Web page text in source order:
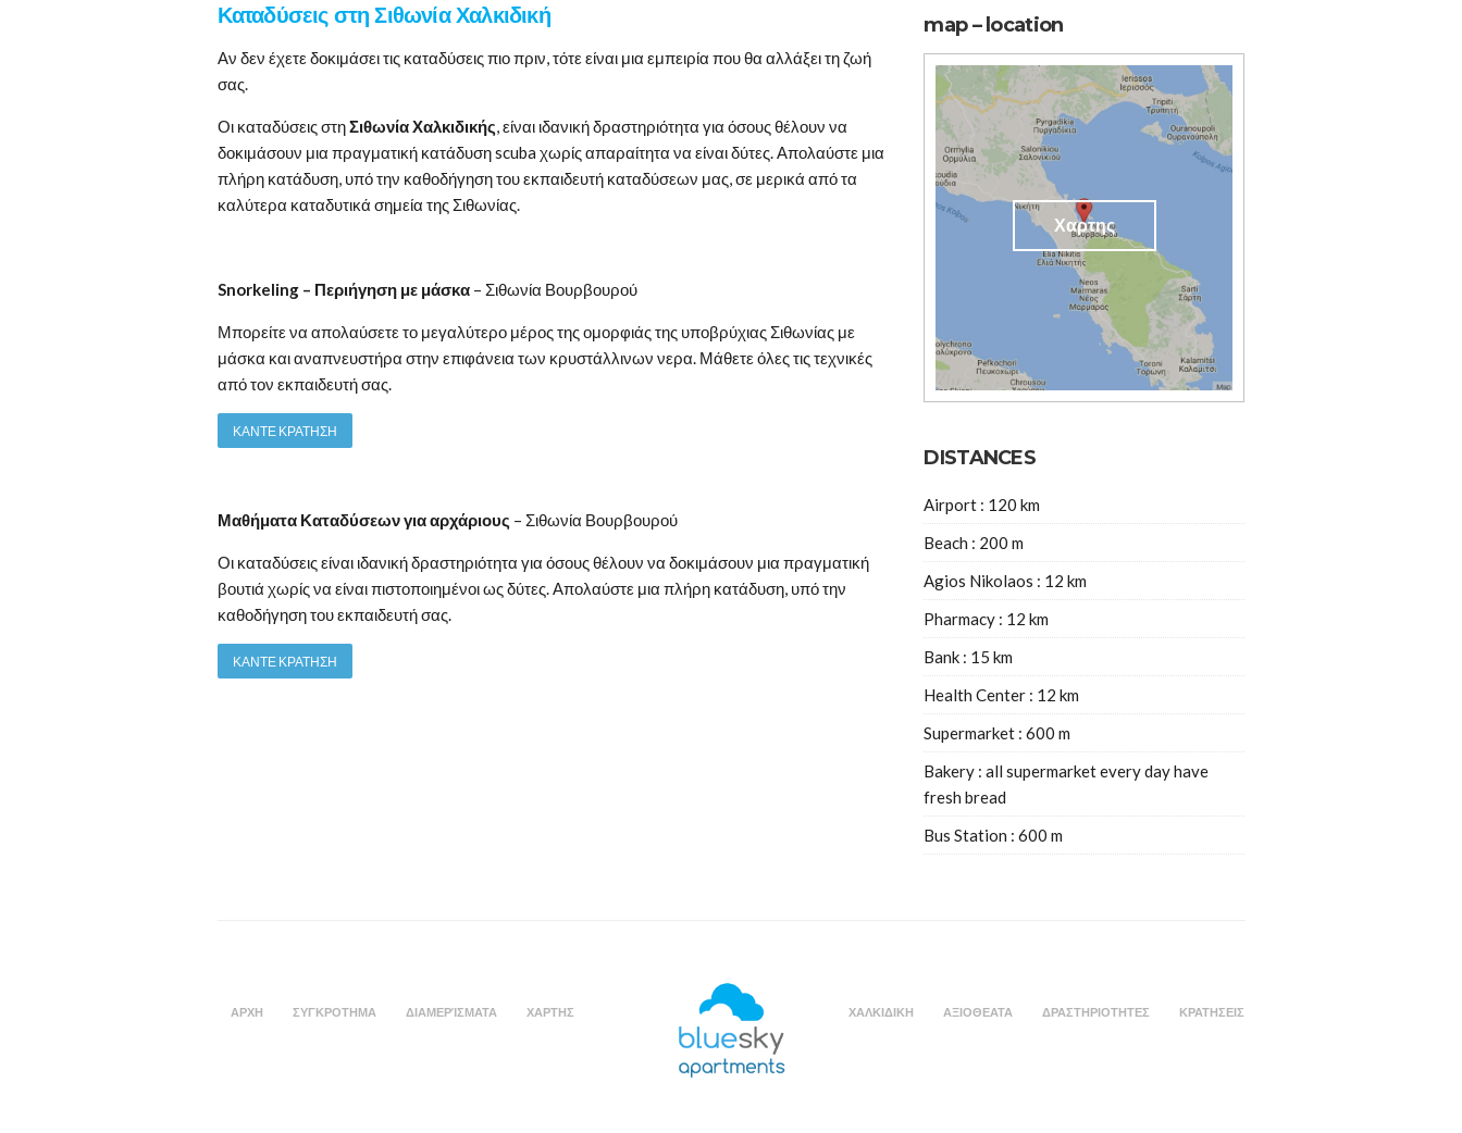
Καταδύσεις στη Σιθωνία Χαλκιδική
Αν δεν έχετε δοκιμάσει τις καταδύσεις πιο πριν, τότε είναι μια εμπειρία που θα αλλάξει τη ζωή
σας.
Οι καταδύσεις στηΣιθωνία Χαλκιδικής, είναι ιδανική δραστηριότητα για όσους θέλουν να
δοκιμάσουν μια πραγματική κατάδυση scuba χωρίς απαραίτητα να είναι δύτες. Απολαύστε μια
πλήρη κατάδυση, υπό την καθοδήγηση του εκπαιδευτή καταδύσεων μας, σε μερικά από τα
καλύτερα καταδυτικά σημεία της Σιθωνίας.
Snorkeling – Περιήγηση με μάσκα – Σιθωνία Βουρβουρού
Μπορείτε να απολαύσετε το μεγαλύτερο μέρος της ομορφιάς της υποβρύχιας Σιθωνίας με
μάσκα και αναπνευστήρα στην επιφάνεια των κρυστάλλινων νερα. Μάθετε όλες τις τεχνικές
από τον εκπαιδευτή σας.
ΚΑΝΤΕ ΚΡΑΤΗΣΗ
Μαθήματα Καταδύσεων για αρχάριους – Σιθωνία Βουρβουρού
Οι καταδύσεις είναι ιδανική δραστηριότητα για όσους θέλουν να δοκιμάσουν μια πραγματική
βουτιά χωρίς να είναι πιστοποιημένοι ως δύτες.Απολαύστε μια πλήρη κατάδυση, υπό την
καθοδήγηση του εκπαιδευτή σας.
ΚΑΝΤΕ ΚΡΑΤΗΣΗ
map – location
Χαρτης
DISTANCES
Airport : 120 km
Beach : 200 m
Agios Nikolaos : 12 km
Pharmacy : 12 km
Bank : 15 km
Health Center : 12 km
Supermarket : 600 m
Bakery : all supermarket every day have
fresh bread
Bus Station : 600 m
ΑΡΧΗ ΣΥΓΚΡΟΤΗΜΑ ΔΙΑΜΕΡΊΣΜΑΤΑ ΧΑΡΤΗΣ ΧΑΛΚΙΔΙΚΗ ΑΞΙΟΘΕΑΤΑ ΔΡΑΣΤΗΡΙΟΤΗΤΕΣ ΚΡΑΤΗΣΕΙΣ